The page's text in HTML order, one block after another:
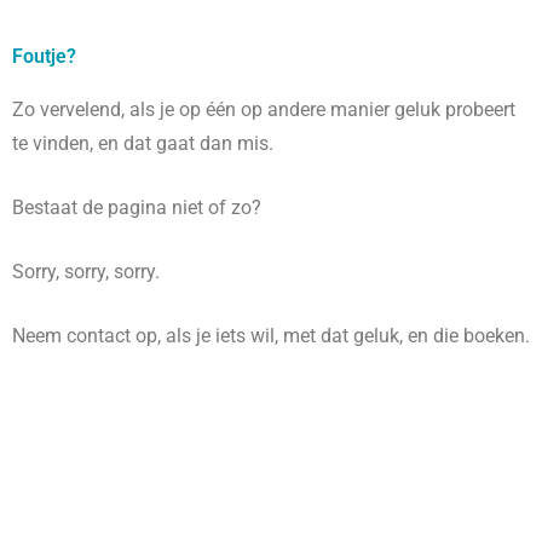
Foutje?
Zo vervelend, als je op één op andere manier geluk probeert
te vinden, en dat gaat dan mis.
Bestaat de pagina niet of zo?
Sorry, sorry, sorry.
Neem contact op, als je iets wil, met dat geluk, en die boeken.